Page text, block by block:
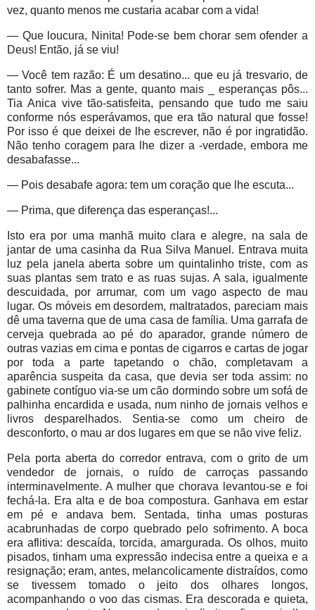
vez, quanto menos me custaria acabar com a vida!
— Que loucura, Ninita! Pode-se bem chorar sem ofender a
Deus! Então, já se viu!
— Você tem razão: É um desatino... que eu já tresvario, de
tanto sofrer. Mas a gente, quanto mais _ esperanças pôs...
Tia Anica vive tão-satisfeita, pensando que tudo me saiu
conforme nós esperávamos, que era tão natural que fosse!
Por isso é que deixei de lhe escrever, não é por ingratidão.
Não tenho coragem para lhe dizer a -verdade, embora me
desabafasse...
— Pois desabafe agora: tem um coração que lhe escuta...
— Prima, que diferença das esperanças!...
Isto era por uma manhã muito clara e alegre, na sala de
jantar de uma casinha da Rua Silva Manuel. Entrava muita
luz pela janela aberta sobre um quintalinho triste, com as
suas plantas sem trato e as ruas sujas. A sala, igualmente
descuidada, por arrumar, com um vago aspecto de mau
lugar. Os móveis em desordem, maltratados, pareciam mais
dê uma taverna que de uma casa de família. Uma garrafa de
cerveja quebrada ao pé do aparador, grande número de
outras vazias em cima e pontas de cigarros e cartas de jogar
por toda a parte tapetando o chão, completavam a
aparência suspeita da casa, que devia ser toda assim: no
gabinete contíguo via-se um cão dormindo sobre um sofá de
palhinha encardida e usada, num ninho de jornais velhos e
livros desparelhados. Sentia-se como um cheiro de
desconforto, o mau ar dos lugares em que se não vive feliz.
Pela porta aberta do corredor entrava, com o grito de um
vendedor de jornais, o ruído de carroças passando
interminavelmente. A mulher que chorava levantou-se e foi
fechá-la. Era alta e de boa compostura. Ganhava em estar
em pé e andava bem. Sentada, tinha umas posturas
acabrunhadas de corpo quebrado pelo sofrimento. A boca
era aflitiva: descaída, torcida, amargurada. Os olhos, muito
pisados, tinham uma expressão indecisa entre a queixa e a
resignação; eram, antes, melancolicamente distraídos, como
se tivessem tomado o jeito dos olhares longos,
acompanhando o voo das cismas. Era descorada e quieta,